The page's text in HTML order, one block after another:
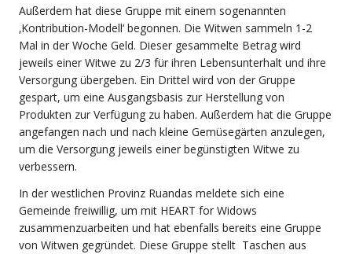
Außerdem hat diese Gruppe mit einem sogenannten
‚Kontribution-Modell‘ begonnen. Die Witwen sammeln 1-2
Mal in der Woche Geld. Dieser gesammelte Betrag wird
jeweils einer Witwe zu 2/3 für ihren Lebensunterhalt und ihre
Versorgung übergeben. Ein Drittel wird von der Gruppe
gespart, um eine Ausgangsbasis zur Herstellung von
Produkten zur Verfügung zu haben. Außerdem hat die Gruppe
angefangen nach und nach kleine Gemüsegärten anzulegen,
um die Versorgung jeweils einer begünstigten Witwe zu
verbessern.
In der westlichen Provinz Ruandas meldete sich eine
Gemeinde freiwillig, um mit HEART for Widows
zusammenzuarbeiten und hat ebenfalls bereits eine Gruppe
von Witwen gegründet. Diese Gruppe stellt Taschen aus